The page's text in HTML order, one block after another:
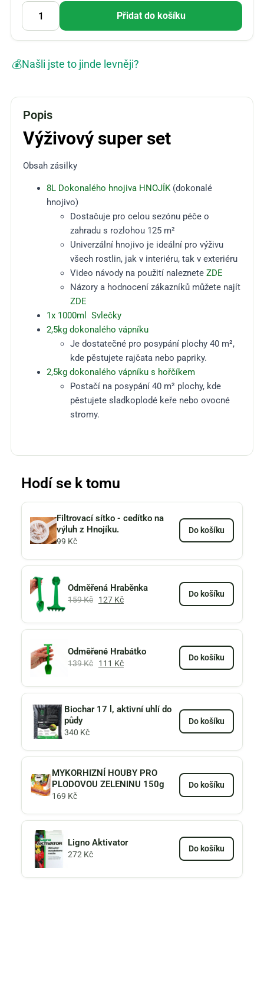
Přidat do košíku
💰Našli jste to jinde levněji?
Popis
Výživový super set
Obsah zásilky
8L Dokonalého hnojiva HNOJÍK(dokonalé
hnojivo)
Dostačuje pro celou sezónu péče o
zahradu s rozlohou 125 m²
Univerzální hnojivo je ideální pro výživu
všech rostlin, jak v interiéru, tak v exteriéru
Video návody na použití naleznete ZDE
Názory a hodnocení zákazníků můžete najít
ZDE
1x 1000ml Svlečky
2,5kg dokonalého vápníku
Je dostatečné pro posypání plochy 40 m²,
kde pěstujete rajčata nebo papriky.
2,5kg dokonalého vápníku s hořčíkem
Postačí na posypání 40 m² plochy, kde
pěstujete sladkoplodé keře nebo ovocné
stromy.
Hodí se k tomu
Filtrovací sítko - cedítko na
výluh z Hnojíku.
99 Kč
Do košíku
Odměřená Hraběnka
159Kč 127 Kč
Do košíku
Odměřené Hrabátko
139Kč 111 Kč
Do košíku
Biochar 17 l, aktivní uhlí do
půdy
340 Kč
Do košíku
MYKORHIZNÍ HOUBY PRO
PLODOVOU ZELENINU 150g
169 Kč
Do košíku
Ligno Aktivator
272 Kč
Do košíku